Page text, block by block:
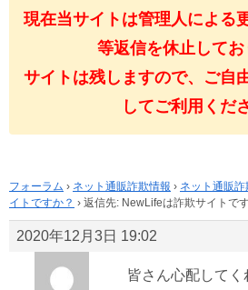
現在当サイトは管理人による
等返信を休止してお
サイトは残しますので、ご自
してご利用くだ
フォーラム › ネット通販詐欺情報 › ネット通販
イトですか？ › 返信先: NewLifeは詐欺サイトで
2020年12月3日 19:02
皆さん心配して